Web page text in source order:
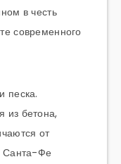
в честь
современного
песка.
из бетона,
от
Санта-Фе